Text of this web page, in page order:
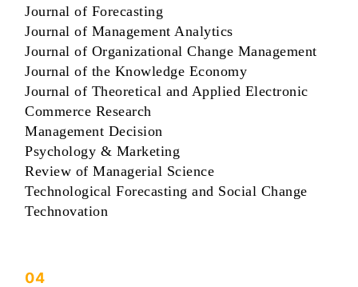
Journal of Forecasting
Journal of Management Analytics
Journal of Organizational Change Management
Journal of the Knowledge Economy
Journal of Theoretical and Applied Electronic
Commerce Research
Management Decision
Psychology & Marketing
Review of Managerial Science
Technological Forecasting and Social Change
Technovation
04